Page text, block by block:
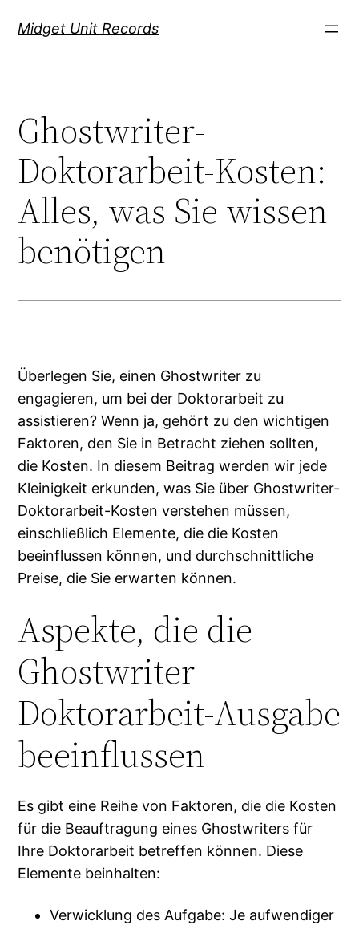
Midget Unit Records
Ghostwriter-
Doktorarbeit-Kosten:
Alles, was Sie wissen
benötigen
Überlegen Sie, einen Ghostwriter zu
engagieren, um bei der Doktorarbeit zu
assistieren? Wenn ja, gehört zu den wichtigen
Faktoren, den Sie in Betracht ziehen sollten,
die Kosten. In diesem Beitrag werden wir jede
Kleinigkeit erkunden, was Sie über Ghostwriter-
Doktorarbeit-Kosten verstehen müssen,
einschließlich Elemente, die die Kosten
beeinflussen können, und durchschnittliche
Preise, die Sie erwarten können.
Aspekte, die die
Ghostwriter-
Doktorarbeit-Ausgabe
beeinflussen
Es gibt eine Reihe von Faktoren, die die Kosten
für die Beauftragung eines Ghostwriters für
Ihre Doktorarbeit betreffen können. Diese
Elemente beinhalten:
Verwicklung des Aufgabe: Je aufwendiger